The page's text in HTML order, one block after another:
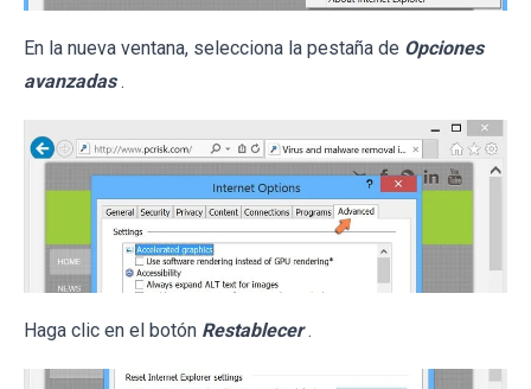
En la nueva ventana, selecciona la pestaña de Opciones
avanzadas .
Haga clic en el botón Restablecer .